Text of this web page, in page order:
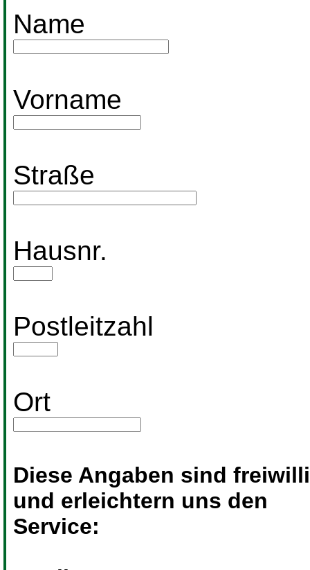
Name
Vorname
Straße
Hausnr.
Postleitzahl
Ort
Diese Angaben sind
und erleichtern uns den
Service: